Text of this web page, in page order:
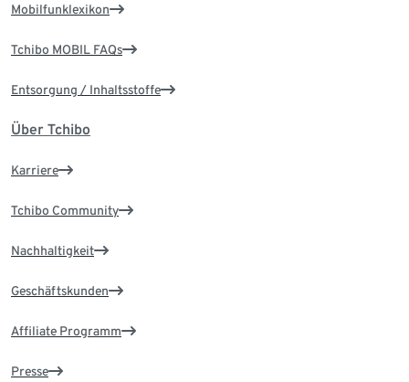
Mobilfunklexikon
Tchibo MOBIL FAQs
Entsorgung / Inhaltsstoffe
Über Tchibo
Karriere
Tchibo Community
Nachhaltigkeit
Geschäftskunden
Affiliate Programm
Presse